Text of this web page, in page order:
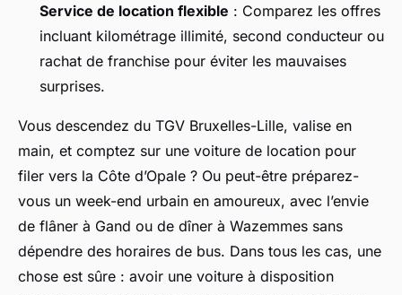
Service de location flexible : Comparez les offres
incluant kilométrage illimité, second conducteur ou
rachat de franchise pour éviter les mauvaises
surprises.
Vous descendez du TGV Bruxelles-Lille, valise en
main, et comptez sur une voiture de location pour
filer vers la Côte d’Opale ? Ou peut-être préparez-
vous un week-end urbain en amoureux, avec l’envie
de flâner à Gand ou de dîner à Wazemmes sans
dépendre des horaires de bus. Dans tous les cas, une
chose est sûre : avoir une voiture à disposition